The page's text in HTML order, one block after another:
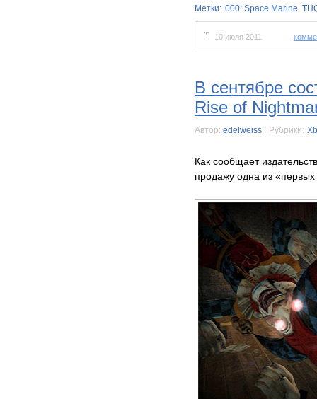
Метки: 000: Space Marine,
10 июля 2011
В сентябре
Rise of
Автор: edelweiss Рубрики:
Как сообщает
продажу одна из